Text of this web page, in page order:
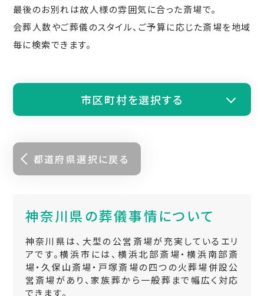
最後のお別れは故人様の雰囲気に合った斎場で。
会葬人数やご葬儀のスタイル、ご予算に応じた斎場を地域
毎に検索できます。
市区町村を選択する
都道府県選択に戻る
神奈川県の葬儀事情について
神奈川県は、大型の公営斎場が充実しているエリ
アです。横浜市には、横浜北部斎場・横浜南部斎
場・久保山斎場・戸塚斎場の四つの火葬場併設公
営斎場があり、家族葬から一般葬まで幅広く対応
できます。